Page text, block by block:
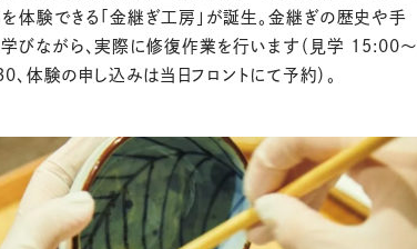
体験できる「金継ぎ工房」が誕生。金継ぎの歴史や手
びながら、実際に修復作業を行います（見学 15:00～
、体験の申し込みは当日フロントにて予約）。